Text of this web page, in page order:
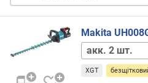
н
с
Makita
акк.
відсутній
XGT